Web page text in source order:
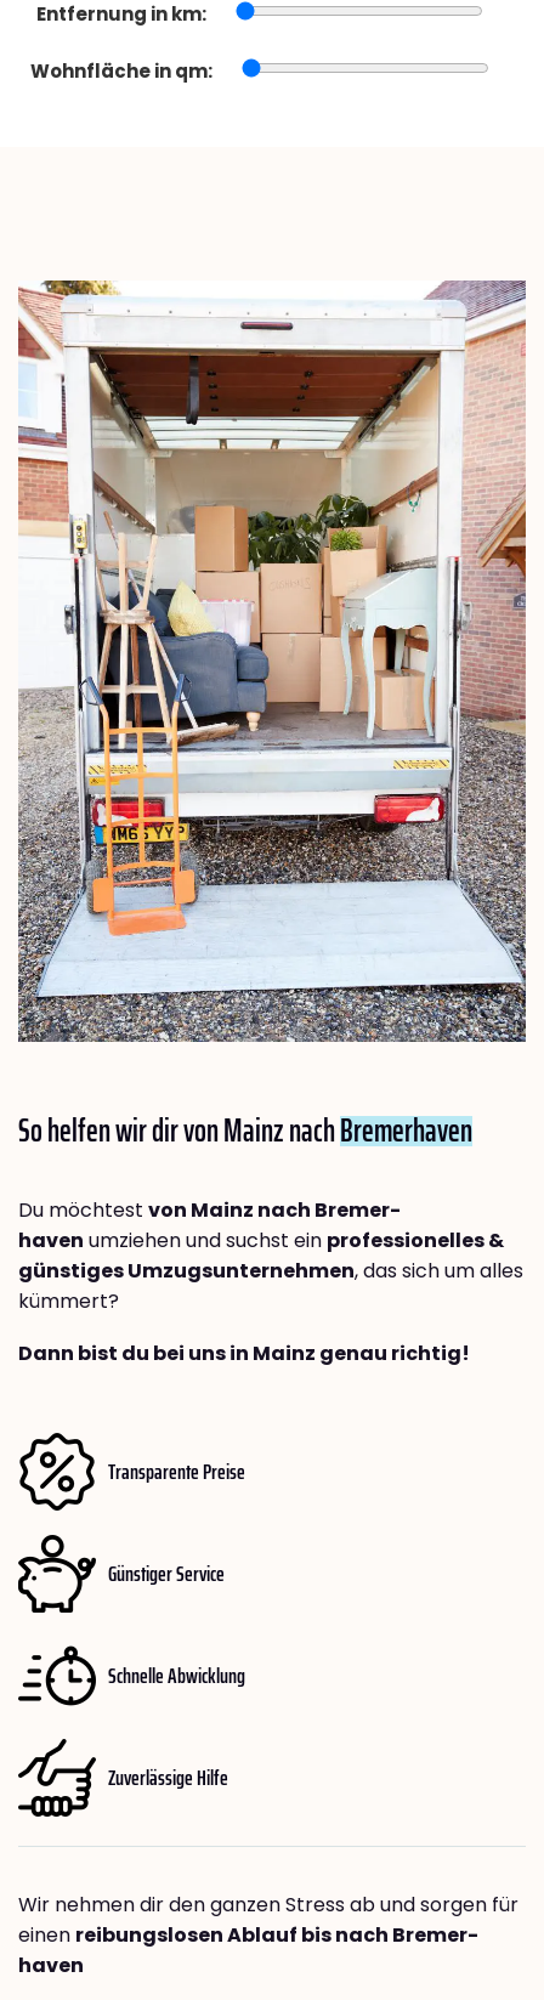
Entfernung in km:
Wohnfläche in qm:
So helfen wir dir von Mainz nachBremer­haven
Du möchtest von Mainz nach Bremer­
haven umziehen und suchst ein professionelles &
günstiges Umzugsunternehmen, das sich um alles
kümmert?
Dann bist du bei uns in Mainz genau richtig!
Transparente Preise
Günstiger Service
Schnelle Abwicklung
Zuverlässige Hilfe
Wir nehmen dir den ganzen Stress ab und sorgen für
einen reibungslosen Ablauf bis nach Bremer­
haven